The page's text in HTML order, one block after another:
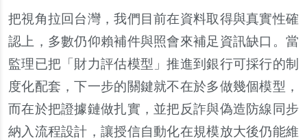
把視角拉回台灣，我們目前在資料取得與真實性確
認上，多數仍仰賴補件與照會來補足資訊缺口。當
監理已把「財力評估模型」推進到銀行可採行的制
度化配套，下一步的關鍵就不在於多做幾個模型，
而在於把證據鏈做扎實，並把反詐與偽造防線同步
納入流程設計，讓授信自動化在規模放大後仍能維